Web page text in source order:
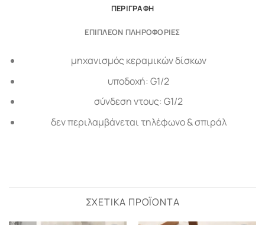
ΠΕΡΙΓΡΑΦΉ
ΕΠΙΠΛΈΟΝ ΠΛΗΡΟΦΟΡΊΕΣ
μηχανισμός κεραμικών δίσκων
υποδοχή: G1/2
σύνδεση ντους: G1/2
δεν περιλαμβάνεται τηλέφωνο & σπιράλ
ΣΧΕΤΙΚΆ ΠΡΟΪΌΝΤΑ